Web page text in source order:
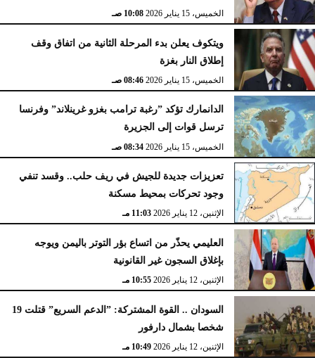
الخميس، 15 يناير 2026 10:08 صـ
ويتكوف يعلن بدء المرحلة الثانية من اتفاق وقف
إطلاق النار بغزة
الخميس، 15 يناير 2026 08:46 صـ
الدانمارك تؤكد ”رغبة ترامب بغزو غرينلاند” وفرنسا
ترسل قوات إلى الجزيرة
الخميس، 15 يناير 2026 08:34 صـ
تعزيزات جديدة للجيش في ريف حلب.. وقسد تنفي
وجود تحركات بمحيط مسكنة
الإثنين، 12 يناير 2026 11:03 مـ
العليمي يحذّر من اتساع بؤر التوتر باليمن ويوجه
بإغلاق السجون غير القانونية
الإثنين، 12 يناير 2026 10:55 مـ
السودان .. القوة المشتركة: ”الدعم السريع” قتلت 19
شخصا بشمال دارفور
الإثنين، 12 يناير 2026 10:49 مـ